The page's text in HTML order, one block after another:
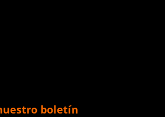
boletín